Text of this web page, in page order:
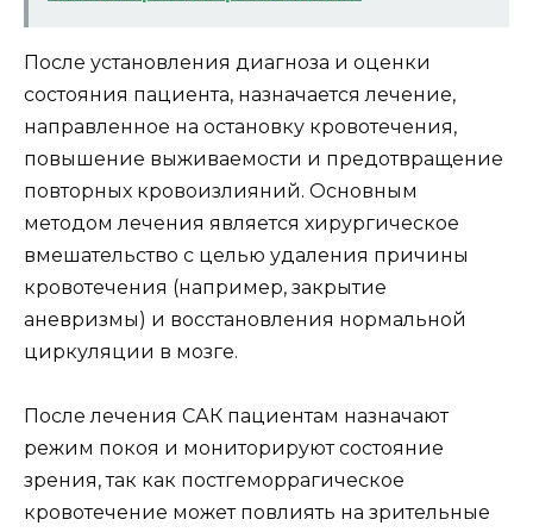
После установления диагноза и оценки
состояния пациента, назначается лечение,
направленное на остановку кровотечения,
повышение выживаемости и предотвращение
повторных кровоизлияний. Основным
методом лечения является хирургическое
вмешательство с целью удаления причины
кровотечения (например, закрытие
аневризмы) и восстановления нормальной
циркуляции в мозге.
После лечения САК пациентам назначают
режим покоя и мониторируют состояние
зрения, так как постгеморрагическое
кровотечение может повлиять на зрительные